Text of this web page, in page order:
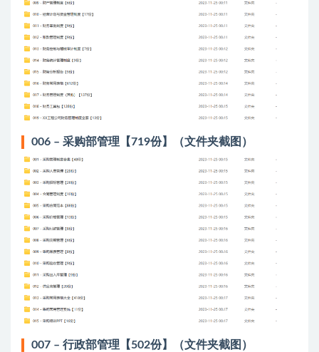
006 – 采购部管理【719份】（文件夹截图）
007 – 行政部管理【502份】（文件夹截图）